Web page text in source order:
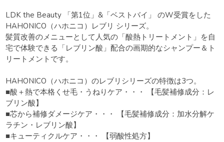
LDK the Beauty 「第1位」&「ベストバイ」 のW受賞をした
HAHONICO（ハホニコ）レブリ シリーズ。
髪質改善のメニューとして人気の「酸熱トリートメント」を自
宅で体験できる「レブリン酸」配合の画期的なシャンプー＆ト
リートメントです。
HAHONICO（ハホニコ）のレブリシリーズの特徴は3つ。
■酸＋熱で本格くせ毛・うねりケア・・・ 【毛髪補修成分：レ
ブリン酸】
■芯から補修ダメージケア・・・ 【毛髪補修成分：加水分解ケ
ラチン・レブリン酸】
■キューティクルケア・・・ 【弱酸性処方】